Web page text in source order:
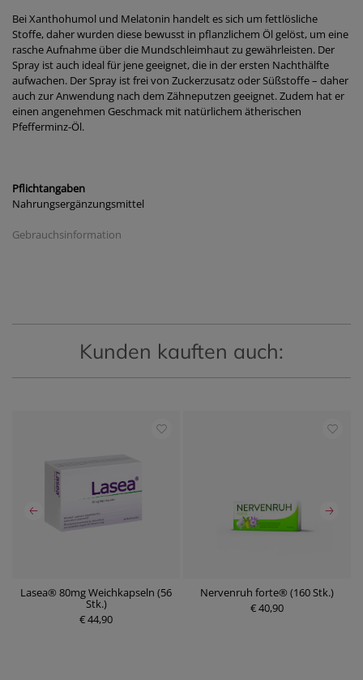
Bei Xanthohumol und Melatonin handelt es sich um fettlösliche
Stoffe, daher wurden diese bewusst in pflanzlichem Öl gelöst, um eine
rasche Aufnahme über die Mundschleimhaut zu gewährleisten. Der
Spray ist auch ideal für jene geeignet, die in der ersten Nachthälfte
aufwachen. Der Spray ist frei von Zuckerzusatz oder Süßstoffe – daher
auch zur Anwendung nach dem Zähneputzen geeignet. Zudem hat er
einen angenehmen Geschmack mit natürlichem ätherischen
Pfefferminz-Öl.
Pflichtangaben
Nahrungsergänzungsmittel
Gebrauchsinformation
Kunden kauften auch:
Lasea® 80mg Weichkapseln (56
Stk.)
€ 44,90
Nervenruh forte® (160 Stk.)
€ 40,90